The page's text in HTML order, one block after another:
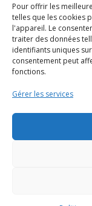
Pour offrir les
telles que les cookies
l'appareil. Le
traiter des données
identifiants uniques
consentement peut
fonctions.
Gérer les services
Mail:
Adresse :
© 2023 Mairie